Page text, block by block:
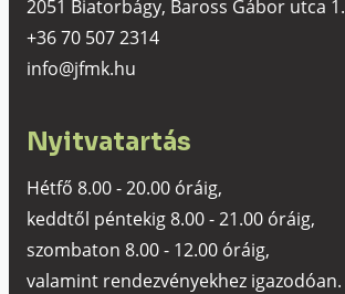
2051 Biatorbágy, Baross Gábor utca 1.
+36 70 507 2314
info@jfmk.hu
Nyitvatartás
Hétfő 8.00 - 20.00 óráig,
keddtől péntekig 8.00 - 21.00 óráig,
szombaton 8.00 - 12.00 óráig,
valamint rendezvényekhez igazodóan.